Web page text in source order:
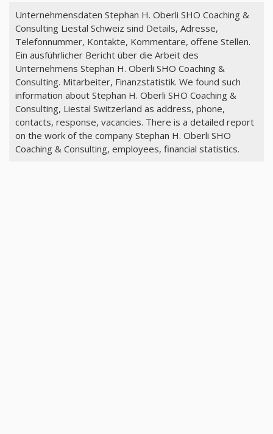
Unternehmensdaten Stephan H. Oberli SHO Coaching &
Consulting Liestal Schweiz sind Details, Adresse,
Telefonnummer, Kontakte, Kommentare, offene Stellen.
Ein ausführlicher Bericht über die Arbeit des
Unternehmens Stephan H. Oberli SHO Coaching &
Consulting. Mitarbeiter, Finanzstatistik. We found such
information about Stephan H. Oberli SHO Coaching &
Consulting, Liestal Switzerland as address, phone,
contacts, response, vacancies. There is a detailed report
on the work of the company Stephan H. Oberli SHO
Coaching & Consulting, employees, financial statistics.